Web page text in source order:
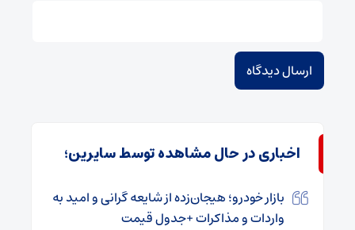
اخباری در حال مشاهده توسط سایرین؛
بازار خودرو؛ هیجان‌زده از شایعه گرانی و امید به
واردات و مذاکرات +جدول قیمت